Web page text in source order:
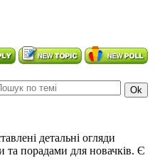
детальні огляди
та порадами для новачків. Є